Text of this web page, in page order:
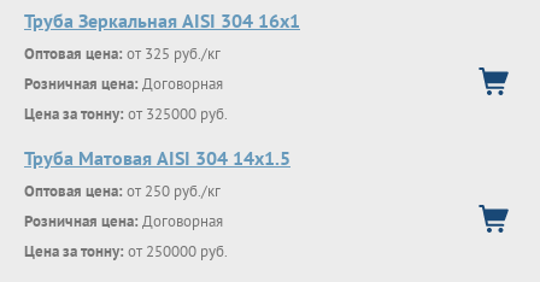
Труба Зеркальная AISI 304 16х1
Оптовая цена: от 325 руб./кг
Розничная цена: Договорная
Цена за тонну: от 325000 руб.
Труба Матовая AISI 304 14х1.5
Оптовая цена: от 250 руб./кг
Розничная цена: Договорная
Цена за тонну: от 250000 руб.